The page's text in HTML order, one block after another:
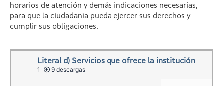
horarios de atención y demás indicaciones necesarias,
para que la ciudadanía pueda ejercer sus derechos y
cumplir sus obligaciones.
Literal d) Servicios que ofrece la institución
1
9 descargas